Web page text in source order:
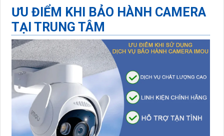
ƯU ĐIỂM KHI BẢO HÀNH CAMERA
TẠI TRUNG TÂM